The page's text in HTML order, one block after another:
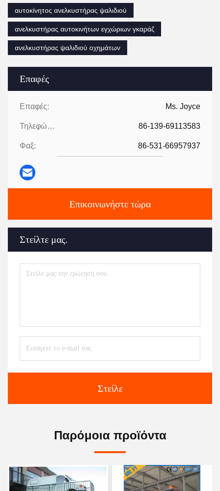
Επαφές
Επαφές: Ms. Joyce
Τηλεφώνημα: 86-139-69113583
Φαξ: 86-531-66957937
Επικοινωνήστε τώρα
Στείλτε μας.
Στείλε
αυτοκίνητος ανελκυστήρας ψαλιδιού
ανελκυστήρας αυτοκινήτων εγχώριων γκαράζ
ανελκυστήρας ψαλιδιού οχημάτων
Παρόμοια προϊόντα